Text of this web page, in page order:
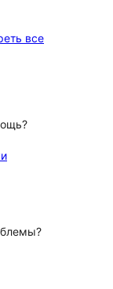
всеотзывы